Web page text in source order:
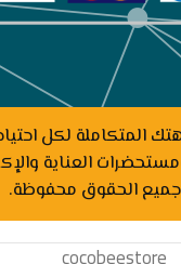
المتكاملة لكل
العناية